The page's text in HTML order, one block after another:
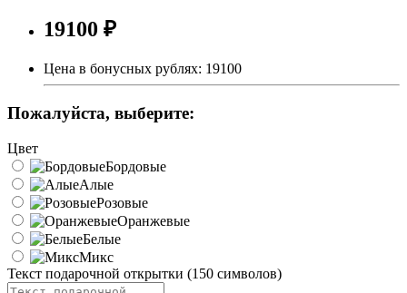
19100 ₽
Цена в бонусных рублях: 19100
Пожалуйста, выберите:
Цвет
Бордовые
Алые
Розовые
Оранжевые
Белые
Микс
Текст подарочной открытки (150 символов)